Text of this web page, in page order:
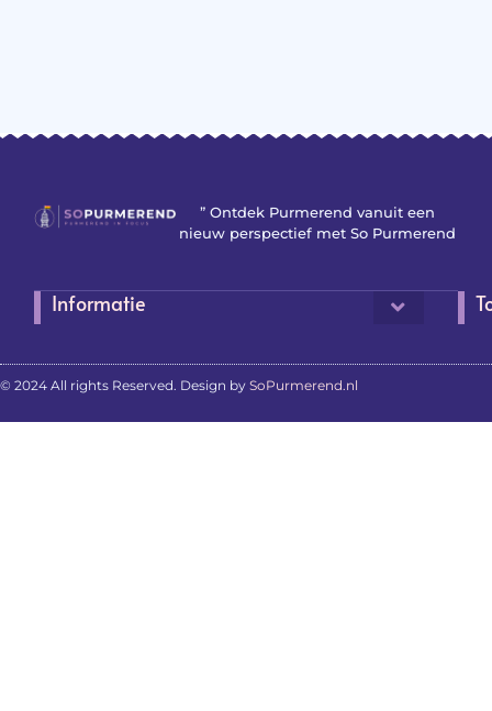
” Ontdek Purmerend vanuit een
nieuw perspectief met So Purmerend
Informatie
© 2024 All rights Reserved. Design by SoPurmerend.nl